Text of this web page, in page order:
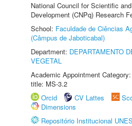
National Council for Scientific
Development (CNPq) Research
School: Faculdade de Ciências
(Câmpus de Jaboticabal)
Department: DEPARTAMENTO
VEGETAL
Academic Appointment
title: MS-3.2
Orcid
CV Lattes
Dimensions
Repositório Institucional